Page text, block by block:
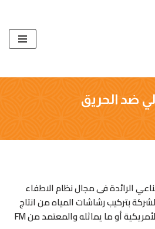
ضد الحريق
الرائدة فى مجال نظام الاطفاء
بتركيب رشاشات المياه من انتاج
شركةGlobe Fire Sprinkler الأمريكية أو ما يماثله والمعتمد من FM